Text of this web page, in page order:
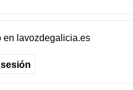
en lavozdegalicia.es